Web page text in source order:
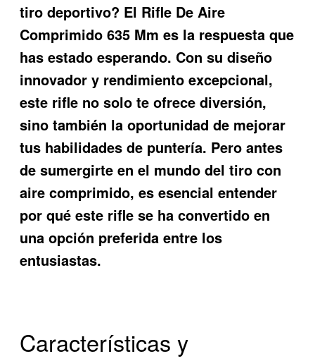
tiro deportivo? El Rifle De Aire
Comprimido 635 Mm es la respuesta que
has estado esperando. Con su diseño
innovador y rendimiento excepcional,
este rifle no solo te ofrece diversión,
sino también la oportunidad de mejorar
tus habilidades de puntería. Pero antes
de sumergirte en el mundo del tiro con
aire comprimido, es esencial entender
por qué este rifle se ha convertido en
una opción preferida entre los
entusiastas.
Características y